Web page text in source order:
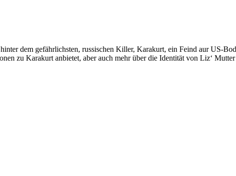
dem gefährlichsten, russischen Killer, Karakurt, ein Feind aur US-
zu Karakurt anbietet, aber auch mehr über die Identität von Liz‘